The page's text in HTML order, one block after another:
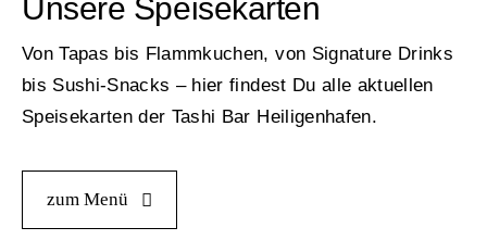
Unsere Speisekarten
Von Tapas bis Flammkuchen, von Signature Drinks
bis Sushi-Snacks – hier findest Du alle aktuellen
Speisekarten der Tashi Bar Heiligenhafen.
zum Menü